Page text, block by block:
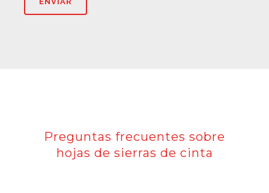
Preguntas frecuentes sobre
hojas de sierras de cinta